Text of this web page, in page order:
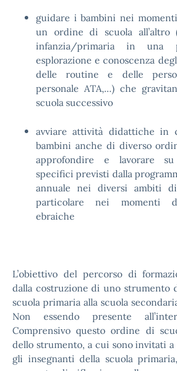
guidare i bambini nei
un ordine di scuola all’altro
infanzia/primaria in una
esplorazione e conoscenza
delle routine e delle
personale ATA,…) che
scuola successivo
avviare attività didattiche in
bambini anche di diverso
approfondire e lavorare
specifici previsti dalla
annuale nei diversi ambiti
particolare nei momenti
ebraiche
L’obiettivo del percorso di
dalla costruzione di uno strumento
scuola primaria alla scuola
Non essendo presente
Comprensivo questo ordine di
dello strumento, a cui sono invitati
gli insegnanti della scuola